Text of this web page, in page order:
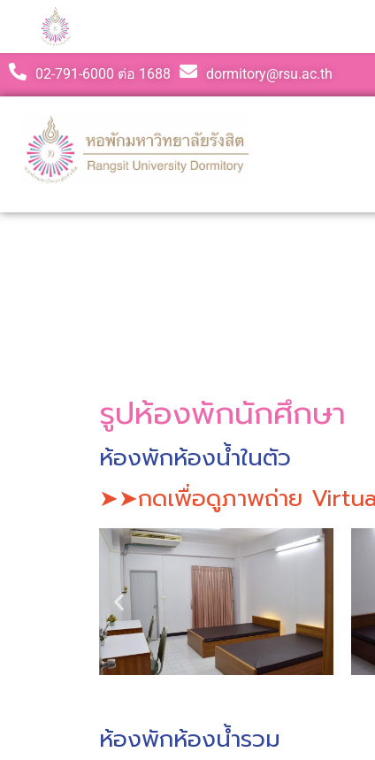
02-791-6000 ต่อ 1688 dormitory@rsu.ac.th
รูปห้องพักนักศึกษา
ห้องพักห้องน้ำในตัว
➤➤กดเพื่อดูภาพถ่าย
ห้องพักห้องน้ำรวม